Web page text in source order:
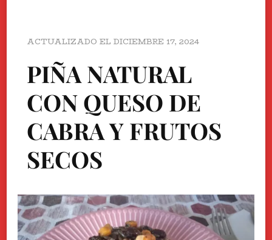
ACTUALIZADO EL DICIEMBRE 17, 2024
PIÑA NATURAL
CON QUESO DE
CABRA Y FRUTOS
SECOS